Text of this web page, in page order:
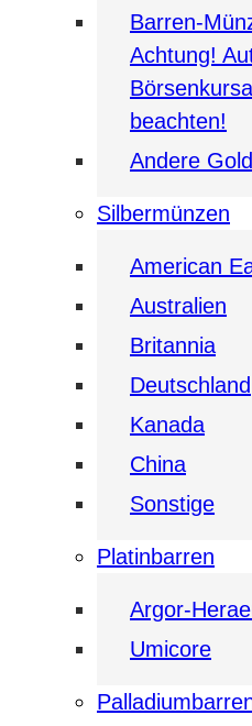
Barren-
Achtung!
beachten!
Andere
Silbermünzen
American
Australien
Britannia
Deutschland
Kanada
China
Sonstige
Platinbarren
Argor-
Umicore